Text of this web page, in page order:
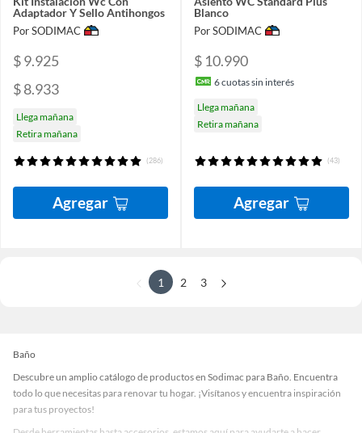
Adaptador Y Sello Antihongos
Por SODIMAC
$ 9.925
$ 8.933
Llega mañana
Retira mañana
(286)
Agregar
Blanco
Por SODIMAC
$ 10.990
6cuotas sin interés
Llega mañana
Retira mañana
(43)
Agregar
1 2 3
Baño
Descubre un amplio catálogo de productos en Sodimac para Baño. Encuentra
todo lo que necesitas para renovar tu hogar. ¡Visítanos y encuentra inspiración
para tus proyectos!